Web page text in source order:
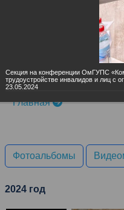
Главная
Фотоальбомы
2024 год
Секция на конференции ОмГУПС
трудоустройстве инвалидов и лиц с
23.05.2024